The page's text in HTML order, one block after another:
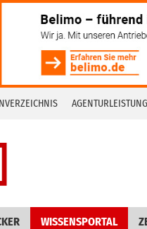
WISSENSPORTAL